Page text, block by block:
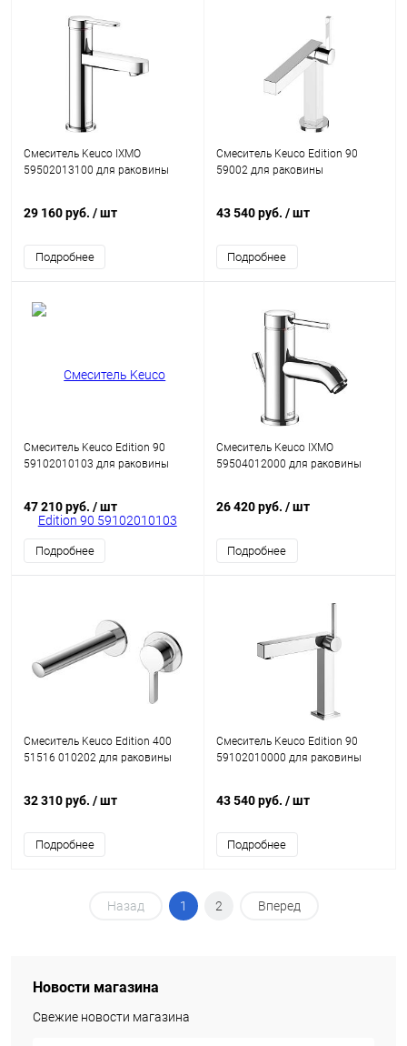
Смеситель Keuco IXMO
59502013100 для раковины
29 160 руб. / шт
Подробнее
Смеситель Keuco Edition 90
59002 для раковины
43 540 руб. / шт
Подробнее
Смеситель Keuco Edition 90
59102010103 для раковины
47 210 руб. / шт
Подробнее
Смеситель Keuco IXMO
59504012000 для раковины
26 420 руб. / шт
Подробнее
Смеситель Keuco Edition 400
51516 010202 для раковины
32 310 руб. / шт
Подробнее
Смеситель Keuco Edition 90
59102010000 для раковины
43 540 руб. / шт
Подробнее
Назад 1 2 Вперед
Новости магазина
Свежие новости магазина